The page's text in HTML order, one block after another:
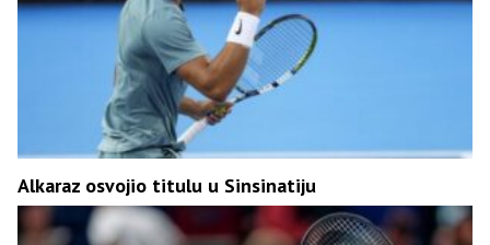
Alkaraz osvojio titulu u Sinsinatiju